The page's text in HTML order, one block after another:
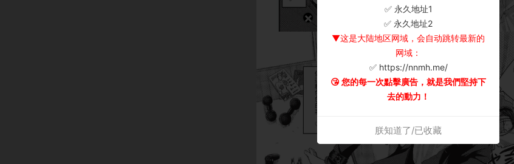
✅ 永久地址1
✅ 永久地址2
▼这是大陆地区网域，会自动跳转最新的
网域：
✅ https://nnmh.me/
😘 您的每一次點擊廣告，就是我們堅持下
去的動力！
朕知道了/已收藏
×